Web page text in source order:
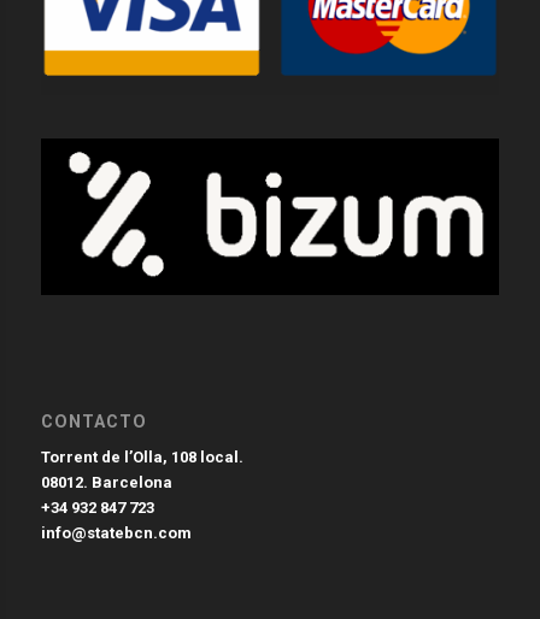
CONTACTO
Torrent de l’Olla, 108 local.
08012. Barcelona
+34 932 847 723
info@statebcn.com